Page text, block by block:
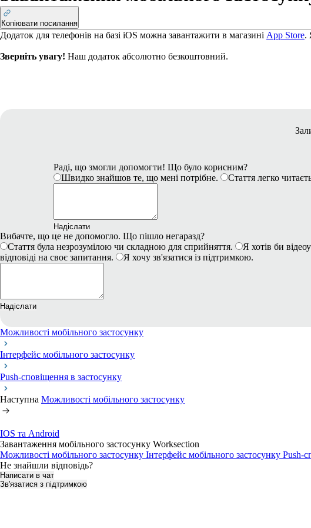
Копіювати посилання
Додаток для телефонів на базі iOS можна завантажити в магазині App Store.
Зверніть увагу! Наш додаток абсолютно безкоштовний.
Раді, що змогли допомогти! Що було корисним?
Швидко знайшов те, що мені потрібне.
Стаття легко
Надіслати
Вибачте, що це не допомогло. Що пішло негаразд?
Стаття була незрозумілою чи складною для сприйняття.
Я хотів би
відповіді на своє запитання.
Я хочу зв'язатися із підтримкою.
Надіслати
Можливості мобільного застосунку
Інтерфейс мобільного застосунку
Push-сповіщення в застосунку
Наступна Можливості мобільного застосунку
IOS та Android
Завантаження мобільного застосунку Worksection
Можливості мобільного застосунку Інтерфейс мобільного застосунку Push-
Не знайшли відповідь?
Написати в чат
Зв'язатися з підтримкою